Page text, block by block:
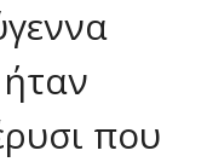
που